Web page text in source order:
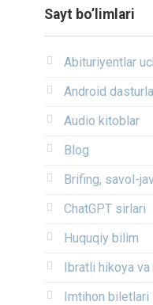
Sayt bo’limlari
Abituriyentlar
Android
Audio kitoblar
Blog
Brifing, savol-
ChatGPT sirlari
Huquqiy bilim
Ibratli hikoya
Imtihon biletlari